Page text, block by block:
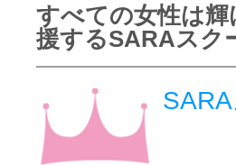
すべての女性は
援するSARAスク